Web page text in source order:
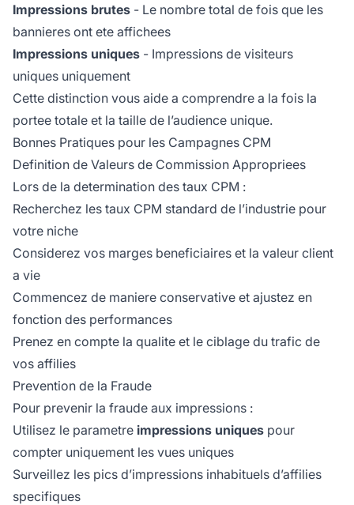
Impressions brutes - Le nombre total de fois que les
bannieres ont ete affichees
Impressions uniques - Impressions de visiteurs
uniques uniquement
Cette distinction vous aide a comprendre a la fois la
portee totale et la taille de l’audience unique.
Bonnes Pratiques pour les Campagnes CPM
Definition de Valeurs de Commission Appropriees
Lors de la determination des taux CPM :
Recherchez les taux CPM standard de l’industrie pour
votre niche
Considerez vos marges beneficiaires et la valeur client
a vie
Commencez de maniere conservative et ajustez en
fonction des performances
Prenez en compte la qualite et le ciblage du trafic de
vos affilies
Prevention de la Fraude
Pour prevenir la fraude aux impressions :
Utilisez le parametre impressions uniques pour
compter uniquement les vues uniques
Surveillez les pics d’impressions inhabituels d’affilies
specifiques